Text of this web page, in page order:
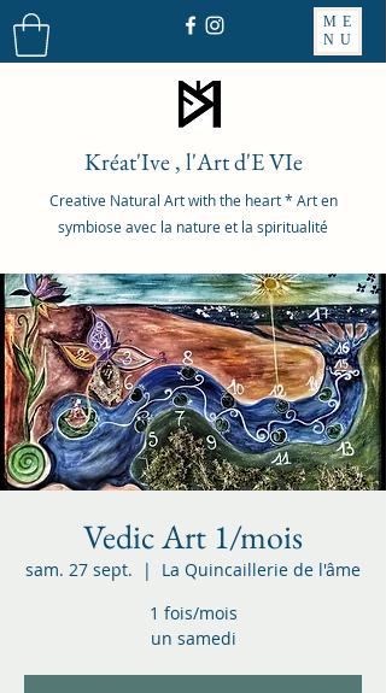
ME
NU
Kréat'Ive , l'Art d'E VIe
Creative Natural Art with the heart * Art en
symbiose avec la nature et la spiritualité
Vedic Art 1/mois
sam. 27 sept.
  |
La Quincaillerie de l'âme
1 fois/mois
un samedi